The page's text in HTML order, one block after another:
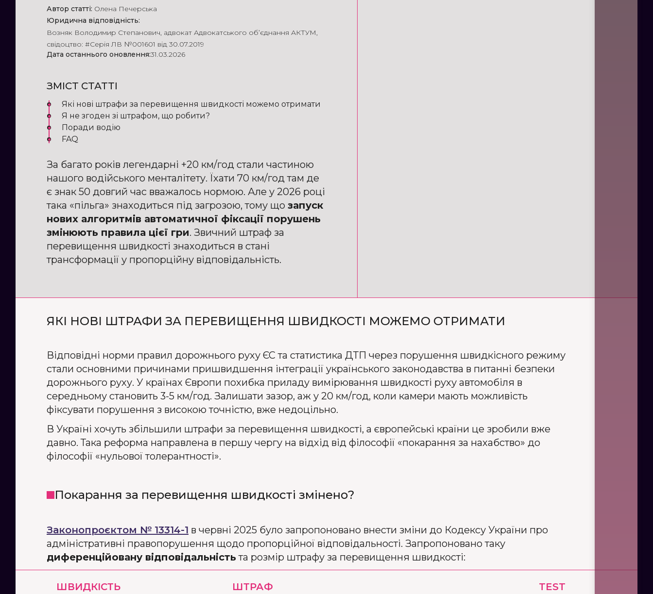
Автор статті: Олена Печерська
Юридична відповідність:
Возняк Володимир Степанович, адвокат Адвокатського об’єднання АКТУМ,
свідоцтво: #Серія ЛВ №001601 від 30.07.2019
Дата останнього оновлення:31.03.2026
ЗМІСТ СТАТТІ
Які нові штрафи за перевищення швидкості можемо отримати
Я не згоден зі штрафом, що робити?
Поради водію
FAQ
За багато років легендарні +20 км/год стали частиною
нашого водійського менталітету. Їхати 70 км/год там де
є знак 50 довгий час вважалось нормою. Але у 2026 році
така «пільга» знаходиться під загрозою, тому що запуск
нових алгоритмів автоматичної фіксації порушень
змінюють правила цієї гри. Звичний штраф за
перевищення швидкості знаходиться в стані
трансформації у пропорційну відповідальність.
ЯКІ НОВІ ШТРАФИ ЗА ПЕРЕВИЩЕННЯ ШВИДКОСТІ МОЖЕМО ОТРИМАТИ
Відповідні норми правил дорожнього руху ЄС та статистика ДТП через порушення швидкісного режиму
стали основними причинами пришвидшення інтеграції українського законодавства в питанні безпеки
дорожнього руху. У країнах Європи похибка приладу вимірювання швидкості руху автомобіля в
середньому становить 3-5 км/год. Залишати зазор, аж у 20 км/год, коли камери мають можливість
фіксувати порушення з високою точністю, вже недоцільно.
В Україні хочуть збільшили штрафи за перевищення швидкості, а європейські країни це зробили вже
давно. Така реформа направлена в першу чергу на відхід від філософії «покарання за нахабство» до
філософії «нульової толерантності».
Покарання за перевищення швидкості змінено?
Законопроєктом № 13314-1 в червні 2025 було запропоновано внести зміни до Кодексу України про
адміністративні правопорушення щодо пропорційної відповідальності. Запропоновано таку
диференційовану відповідальністьта розмір штрафу за перевищення швидкості:
ШВИДКІСТЬ ШТРАФ TEST